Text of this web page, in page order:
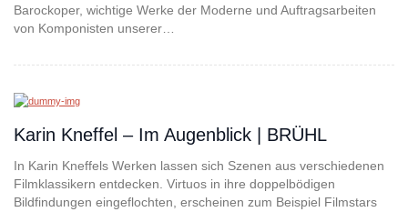
Barockoper, wichtige Werke der Moderne und Auftragsarbeiten
von Komponisten unserer…
Karin Kneffel – Im Augenblick | BRÜHL
In Karin Kneffels Werken lassen sich Szenen aus verschiedenen
Filmklassikern entdecken. Virtuos in ihre doppelbödigen
Bildfindungen eingeflochten, erscheinen zum Beispiel Filmstars